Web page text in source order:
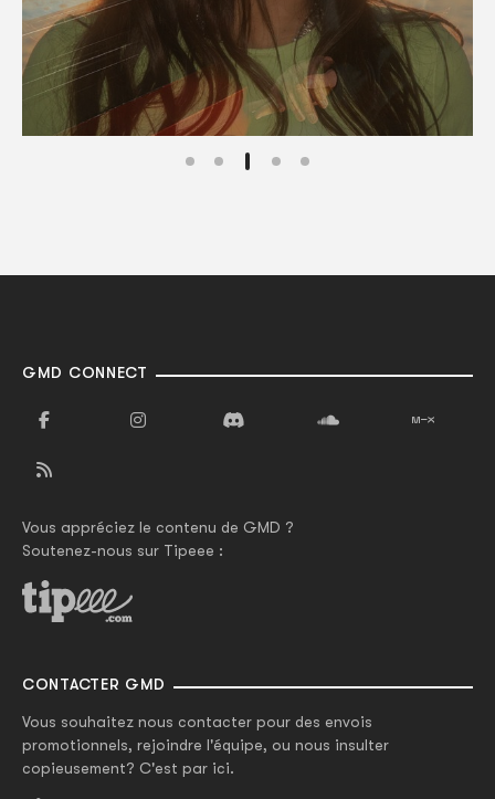
GMD CONNECT
Vous appréciez le contenu de GMD ?
Soutenez-nous sur Tipeee :
CONTACTER GMD
Vous souhaitez nous contacter pour des envois
promotionnels, rejoindre l'équipe, ou nous insulter
copieusement? C'est par ici.